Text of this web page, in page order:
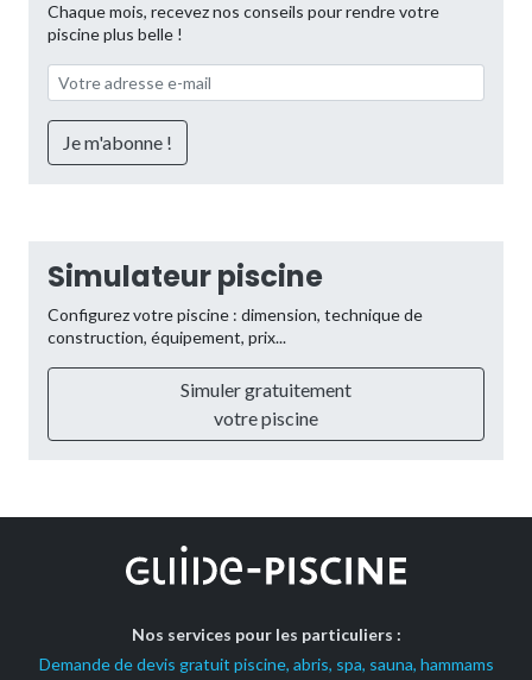
Chaque mois, recevez nos conseils pour rendre votre
piscine plus belle !
Simulateur piscine
Configurez votre piscine : dimension, technique de
construction, équipement, prix...
Simuler gratuitement
votre piscine
Nos services pour les particuliers :
Demande de devis gratuit piscine, abris, spa, sauna, hammams